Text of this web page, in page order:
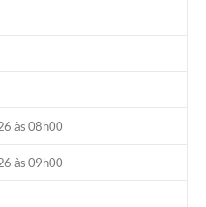
às 08h00
às 09h00